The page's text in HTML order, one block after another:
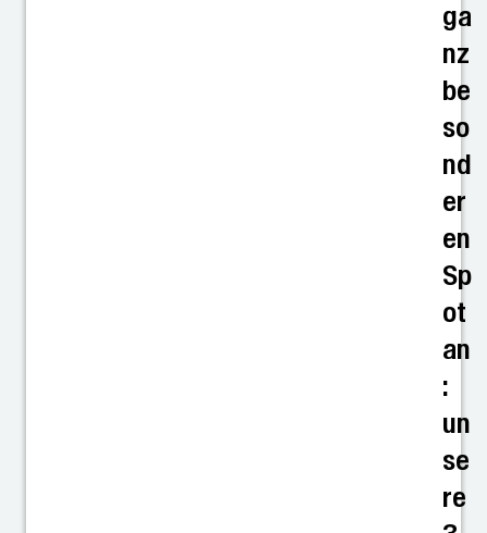
ga
nz
be
so
nd
er
en
Sp
ot
an
:
un
se
re